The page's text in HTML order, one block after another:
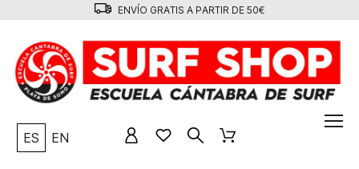
ENVÍO GRATIS A PARTIR DE 50€
ES EN